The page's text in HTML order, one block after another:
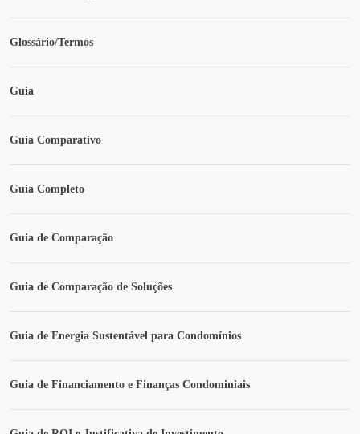
Glossário/Termos
Guia
Guia Comparativo
Guia Completo
Guia de Comparação
Guia de Comparação de Soluções
Guia de Energia Sustentável para Condomínios
Guia de Financiamento e Finanças Condominiais